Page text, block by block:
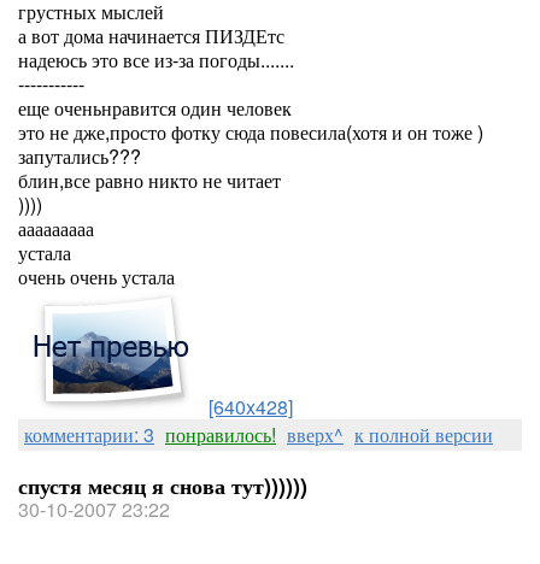
грустных мыслей
а вот дома начинается ПИЗДЕтс
надеюсь это все из-за погоды.......
-----------
еще оченьнравится один человек
это не дже,просто фотку сюда повесила(хотя и он тоже )
запутались???
блин,все равно никто не читает
))))
ааааааааа
устала
очень очень устала
[640x428]
комментарии: 3 понравилось! вверх^ к полной версии
спустя месяц я снова тут))))))
30-10-2007 23:22